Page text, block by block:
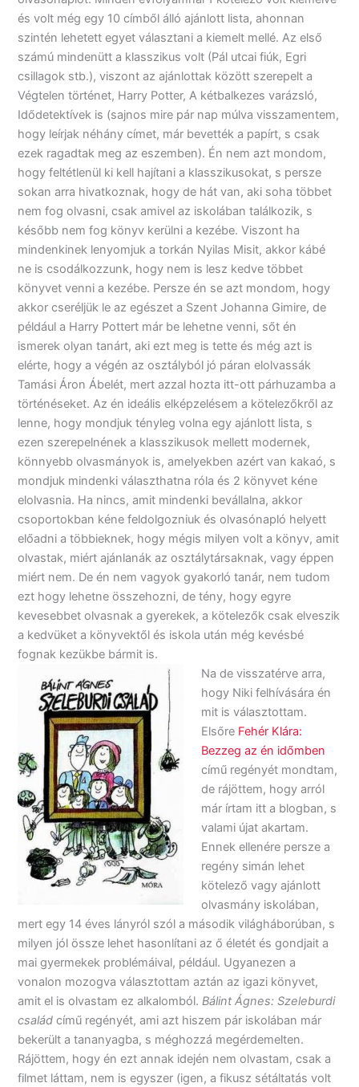
és volt még egy 10 címből álló ajánlott lista, ahonnan
szintén lehetett egyet választani a kiemelt mellé. Az első
számú mindenütt a klasszikus volt (Pál utcai fiúk, Egri
csillagok stb.), viszont az ajánlottak között szerepelt a
Végtelen történet, Harry Potter, A kétbalkezes varázsló,
Idődetektívek is (sajnos mire pár nap múlva visszamentem,
hogy leírjak néhány címet, már bevették a papírt, s csak
ezek ragadtak meg az eszemben). Én nem azt mondom,
hogy feltétlenül ki kell hajítani a klasszikusokat, s persze
sokan arra hivatkoznak, hogy de hát van, aki soha többet
nem fog olvasni, csak amivel az iskolában találkozik, s
később nem fog könyv kerülni a kezébe. Viszont ha
mindenkinek lenyomjuk a torkán Nyilas Misit, akkor kábé
ne is csodálkozzunk, hogy nem is lesz kedve többet
könyvet venni a kezébe. Persze én se azt mondom, hogy
akkor cseréljük le az egészet a Szent Johanna Gimire, de
például a Harry Pottert már be lehetne venni, sőt én
ismerek olyan tanárt, aki ezt meg is tette és még azt is
elérte, hogy a végén az osztályból jó páran elolvassák
Tamási Áron Ábelét, mert azzal hozta itt-ott párhuzamba a
történéseket. Az én ideális elképzelésem a kötelezőkről az
lenne, hogy mondjuk tényleg volna egy ajánlott lista, s
ezen szerepelnének a klasszikusok mellett modernek,
könnyebb olvasmányok is, amelyekben azért van kakaó, s
mondjuk mindenki választhatna róla és 2 könyvet kéne
elolvasnia. Ha nincs, amit mindenki bevállalna, akkor
csoportokban kéne feldolgozniuk és olvasónapló helyett
előadni a többieknek, hogy mégis milyen volt a könyv, amit
olvastak, miért ajánlanák az osztálytársaknak, vagy éppen
miért nem. De én nem vagyok gyakorló tanár, nem tudom
ezt hogy lehetne összehozni, de tény, hogy egyre
kevesebbet olvasnak a gyerekek, a kötelezők csak elveszik
a kedvüket a könyvektől és iskola után még kevésbé
fognak kezükbe bármit is.
Na de visszatérve arra,
hogy Niki felhívására én
mit is választottam.
Elsőre Fehér Klára:
Bezzeg az én időmben
című regényét mondtam,
de rájöttem, hogy arról
már írtam itt a blogban, s
valami újat akartam.
Ennek ellenére persze a
regény simán lehet
kötelező vagy ajánlott
olvasmány iskolában,
mert egy 14 éves lányról szól a második világháborúban, s
milyen jól össze lehet hasonlítani az ő életét és gondjait a
mai gyermekek problémáival, például. Ugyanezen a
vonalon mozogva választottam aztán az igazi könyvet,
amit el is olvastam ez alkalomból.Bálint Ágnes: Szeleburdi
család című regényét, ami azt hiszem pár iskolában már
bekerült a tananyagba, s méghozzá megérdemelten.
Rájöttem, hogy én ezt annak idején nem olvastam, csak a
filmet láttam, nem is egyszer (igen, a fikusz sétáltatás volt